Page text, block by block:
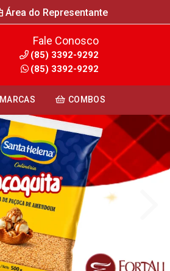
Área do Representante
Fale Conosco
(85) 3392-9292
(85) 3392-9292
MARCAS COMBOS